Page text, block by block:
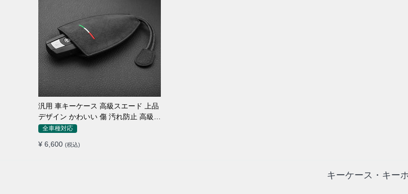
汎用 車キーケース 高級スエード 上品
デザイン かわいい 傷 汚れ防止 高級
オシャレ キーホルダー
全車種対応
¥ 6,600 (税込)
キーケース・キー